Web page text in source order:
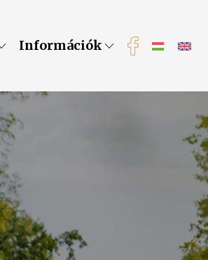
Információk